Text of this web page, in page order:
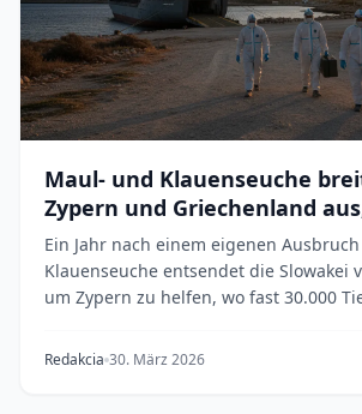
Maul- und Klauenseuche
Zypern und Griechenland
Slowakei leistet Hilfe
Ein Jahr nach einem eigenen
Klauenseuche entsendet die Slowakei
um Zypern zu helfen, wo fast 30.000
Redakcia 30. März 2026